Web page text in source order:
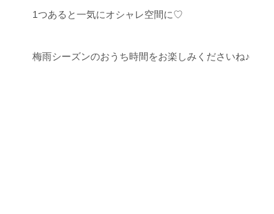
1つあると一気にオシャレ空間に♡
梅雨シーズンのおうち時間をお楽しみくださいね♪